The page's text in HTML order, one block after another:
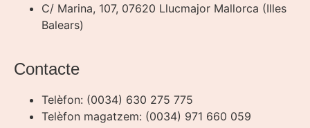
C/ Marina, 107, 07620 Llucmajor Mallorca (Illes
Balears)
Contacte
Telèfon: (0034) 630 275 775
Telèfon magatzem: (0034) 971 660 059